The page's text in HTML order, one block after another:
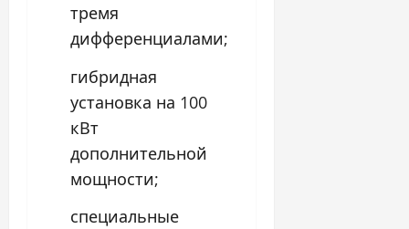
тремя
дифференциалами;
гибридная
установка на 100
кВт
дополнительной
мощности;
специальные